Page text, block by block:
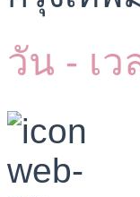
วัน - เว